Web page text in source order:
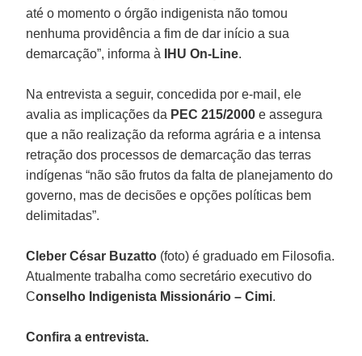
até o momento o órgão indigenista não tomou
nenhuma providência a fim de dar início a sua
demarcação”, informa à
IHU On-Line.
Na entrevista a seguir, concedida por e-mail, ele
avalia as implicações da PEC 215/2000 e assegura
que a não realização da reforma agrária e a intensa
retração dos processos de demarcação das terras
indígenas “não são frutos da falta de planejamento do
governo, mas de decisões e opções políticas bem
delimitadas”.
Cleber César Buzatto (foto) é graduado em Filosofia.
Atualmente trabalha como secretário executivo do
Conselho Indigenista Missionário – Cimi.
Confira a entrevista.